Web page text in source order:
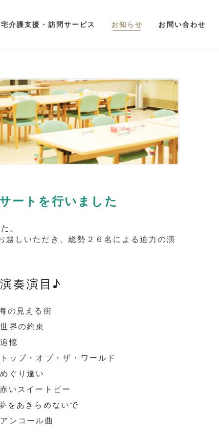
介護支援・訪問サービス お知らせ お問い合わせ
ートを行いました
。
しいただき、総勢２６名による迫力の演
奏演目♪
の見える街
界の約束
憶
ップ・オブ・ザ・ワールド
ぐり逢い
いスイートピー
をあきらめないで
ンコール曲